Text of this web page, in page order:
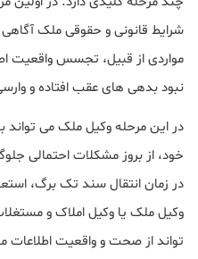
شرایط قانونی و حقوقی ملک
مواردی از قبیل، تجسس واقعیت
نبود بدهی های عقب افتاده و
در این مرحله وکیل ملک می
خود، از بروز مشکلات احتمالی
در زمان انتقال سند تک برگ،
وکیل ملک یا وکیل املاک و
تواند از صحت و واقعیت